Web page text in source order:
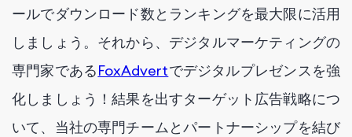
ールでダウンロード数とランキングを最大限に活用
しましょう。それから、デジタルマーケティングの
専門家であるFoxAdvertでデジタルプレゼンスを強
化しましょう！結果を出すターゲット広告戦略につ
いて、当社の専門チームとパートナーシップを結び